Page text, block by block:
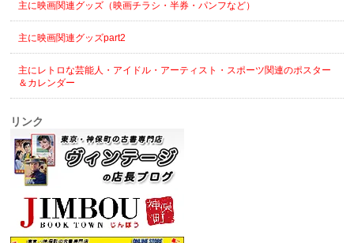
主に映画関連グッズ（映画チラシ・半券・パンフなど）
主に映画関連グッズpart2
主にレトロな芸能人・アイドル・アーティスト・スポーツ関連のポスター
＆カレンダー
リンク